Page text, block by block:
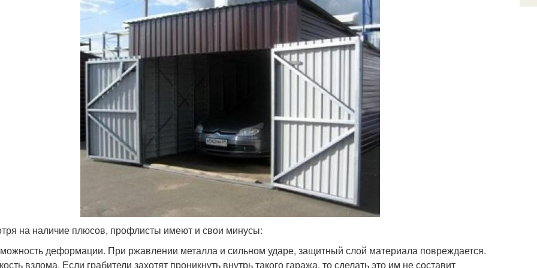
на наличие плюсов, профлисты имеют и свои минусы:
деформации. При ржавлении металла и сильном ударе, защитный слой материала повреждается.
взлома. Если грабители захотят проникнуть внутрь такого гаража, то сделать это им не составит